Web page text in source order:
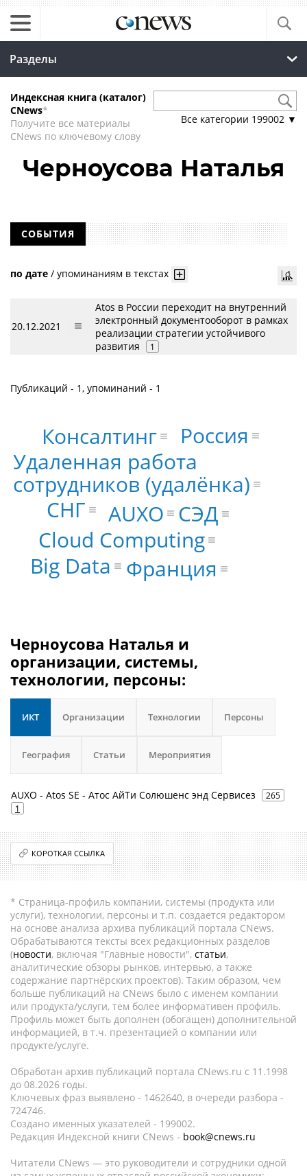
Разделы
Индексная книга (каталог)
CNews*
Получите все материалы
CNews по ключевому слову
Все категории 199002 ▼
Черноусова Наталья
СОБЫТИЯ
по дате / упоминаниям в текстах
20.12.2021
Atos в России переходит на внутренний
электронный документооборот в рамках
реализации стратегии устойчивого
развития
1
Публикаций - 1, упоминаний - 1
AUXO
Удаленная работа
сотрудников (удалёнка)
Cloud Computing
СЭД
Big Data
СНГ
Франция
Россия
Консалтинг
Черноусова Наталья и
организации, системы,
технологии, персоны:
ИКТ Организации Технологии Персоны
География Статьи Мероприятия
AUXO - Atos SE - Атос АйТи Солюшенс энд Сервисез
265
1
КОРОТКАЯ ССЫЛКА
* Страница-профиль компании, системы (продукта или
услуги), технологии, персоны и т.п. создается редактором
на основе анализа архива публикаций портала CNews.
Обрабатываются тексты всех редакционных разделов
(новости, включая "Главные новости", статьи,
аналитические обзоры рынков, интервью, а также
содержание партнёрских проектов). Таким образом, чем
больше публикаций на CNews было с именем компании
или продукта/услуги, тем более информативен профиль.
Профиль может быть дополнен (обогащен) дополнительной
информацией, в т.ч. презентацией о компании или
продукте/услуге.
Обработан архив публикаций портала CNews.ru c 11.1998
до 08.2026 годы.
Ключевых фраз выявлено - 1462640, в очереди разбора -
724746.
Создано именных указателей - 199002.
Редакция Индексной книги CNews - book@cnews.ru
Читатели CNews — это руководители и сотрудники одной